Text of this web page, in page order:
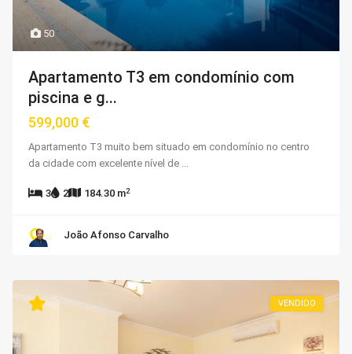
50
Apartamento T3 em condomínio com
piscina e g...
599,000 €
Apartamento T3 muito bem situado em condomínio no centro
da cidade com excelente nível de ...
3 2 184.30 m2
João Afonso Carvalho
VENDIDO